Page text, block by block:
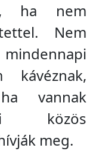
ha nem
Nem
kávéznak,
vannak
közös
meg.